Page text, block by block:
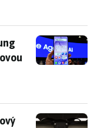
Galaxy: Baterie
robot má ale